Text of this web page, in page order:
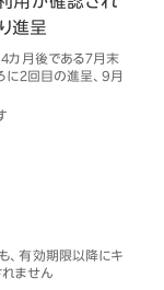
進呈
4カ月後である7月末
に2回目の進呈、9月
、有効期限以降にキ
ません